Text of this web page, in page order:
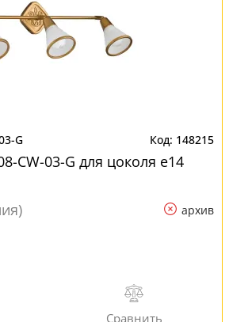
G 148215
CW-03-G для цоколя e14
архив